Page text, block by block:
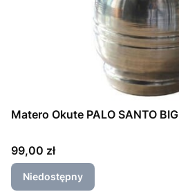
Matero Okute PALO SANTO BIG
Cena
99,00 zł
Niedostępny